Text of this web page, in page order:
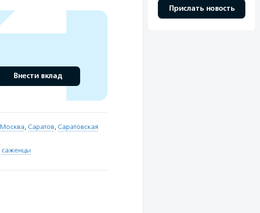
Внести вклад
Москва, Саратов, Саратовская
саженцы
Прислать новость